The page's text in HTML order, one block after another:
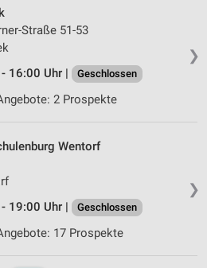
❯
Straße 51-53
16:00 Uhr |
Geschlossen
2 Prospekte
❯
Wentorf
19:00 Uhr |
Geschlossen
17 Prospekte